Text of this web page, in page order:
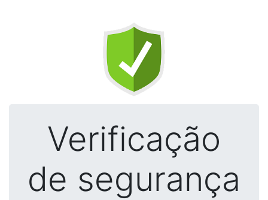
Verificação
de segurança